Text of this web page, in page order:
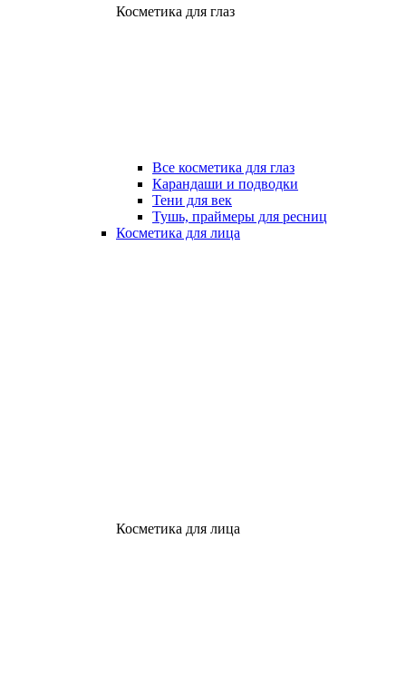
Косметика для глаз
Все косметика для глаз
Карандаши и подводки
Тени для век
Тушь, праймеры для ресниц
Косметика для лица
Косметика для лица